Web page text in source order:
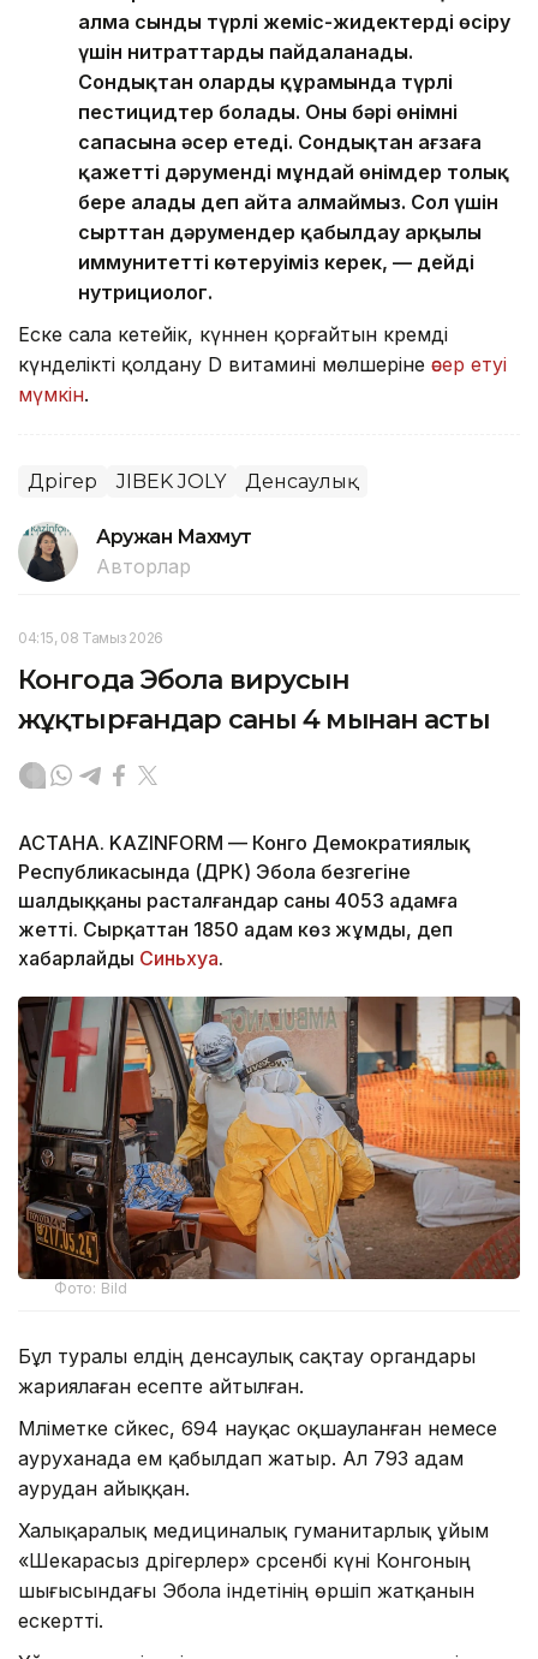
алма сынды түрлі жеміс-жидектерді өсіру
үшін нитраттарды пайдаланады.
Сондықтан олардың құрамында түрлі
пестицидтер болады. Оның бәрі өнімнің
сапасына әсер етеді. Сондықтан ағзаға
қажетті дәруменді мұндай өнімдер толық
бере алады деп айта алмаймыз. Сол үшін
сырттан дәрумендер қабылдау арқылы
иммунитетті көтеруіміз керек, — дейді
нутрициолог.
Еске сала кетейік, күннен қорғайтын кремді
күнделікті қолдану D витамині мөлшеріне әсер етуі
мүмкін.
Дәрігер JIBEK JOLY Денсаулық
Аружан Махмут
Авторлар
04:15, 08 Тамыз 2026
Конгода Эбола вирусын
жұқтырғандар саны 4 мыңнан асты
АСТАНА. KAZINFORM — Конго Демократиялық
Республикасында (ДРК) Эбола безгегіне
шалдыққаны расталғандар саны 4053 адамға
жетті. Сырқаттан 1850 адам көз жұмды, деп
хабарлайды Синьхуа.
Фото: Bild
Бұл туралы елдің денсаулық сақтау органдары
жариялаған есепте айтылған.
Мәліметке сәйкес, 694 науқас оқшауланған немесе
ауруханада ем қабылдап жатыр. Ал 793 адам
аурудан айыққан.
Халықаралық медициналық гуманитарлық ұйым
«Шекарасыз дәрігерлер» сәрсенбі күні Конгоның
шығысындағы Эбола індетінің өршіп жатқанын
ескертті.